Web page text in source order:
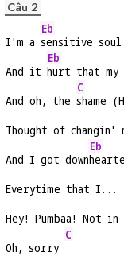
Câu 2
I'm a
Eb
sensitive
And it
Eb
hurt that my
And oh, the
C
shame
Thought of changin'
And I got down
Eb
Everytime that I...
Hey! Pumbaa! Not
Oh, sorry
C